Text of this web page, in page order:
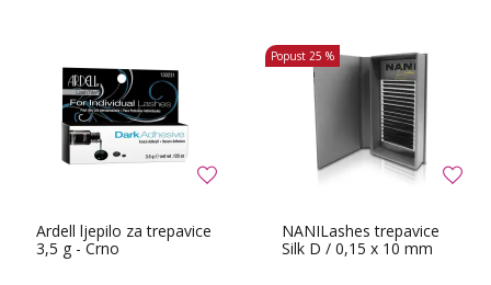
Ardell ljepilo za trepavice
3,5 g - Crno
NANILashes trepavice
Silk D / 0,15 x 10 mm
Popust 25 %